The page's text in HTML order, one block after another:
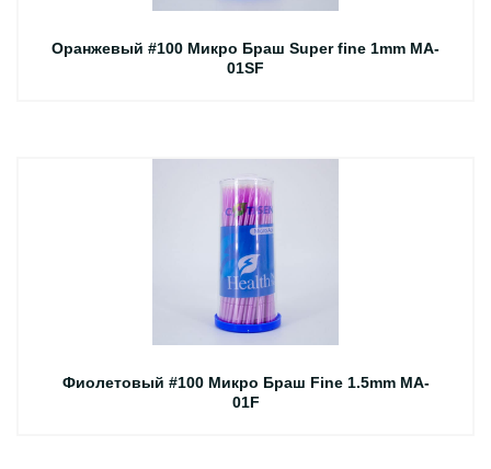
Оранжевый #100 Микро Браш Super fine 1mm MA-
01SF
Фиолетовый #100 Микро Браш Fine 1.5mm MA-
01F